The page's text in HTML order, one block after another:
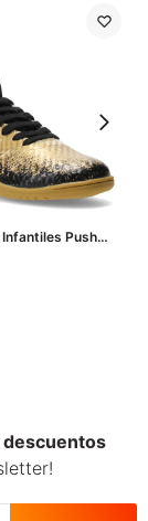
Push
- Dorado
descuentos